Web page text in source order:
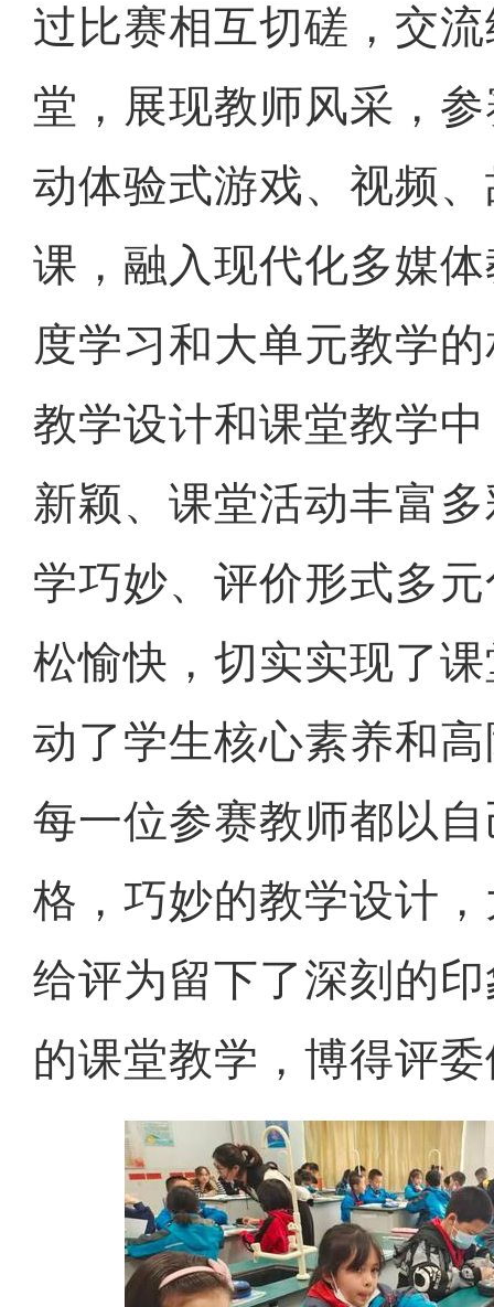
过比赛相互切磋，交
堂，展现教师风采，
动体验式游戏、视频
课，融入现代化多媒
度学习和大单元教学
教学设计和课堂教学
新颖、课堂活动丰富
学巧妙、评价形式多
松愉快，切实实现了
动了学生核心素养和
每一位参赛教师都以
格，巧妙的教学设计
给评为留下了深刻的
的课堂教学，博得评